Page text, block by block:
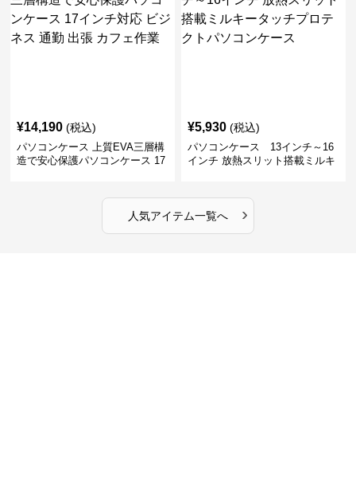
¥14,190 (税込)
パソコンケース 上質EVA三層構
造で安心保護パソコンケース 17
¥5,930 (税込)
パソコンケース 13インチ～16
インチ 放熱スリット搭載ミルキ
人気アイテム一覧へ ›